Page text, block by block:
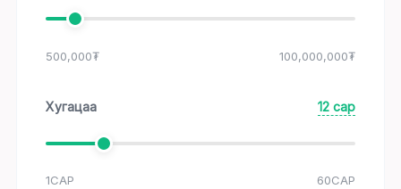
500,000₮ 100,000,000₮
Хугацаа 12 сар
1САР 60САР